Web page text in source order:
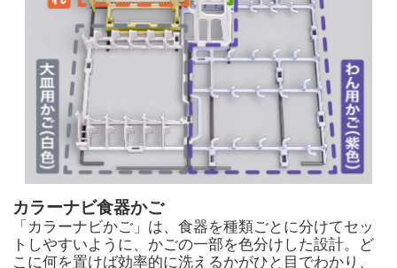
カラーナビ食器かご
「カラーナビかご」は、食器を種類ごとに分けてセッ
トしやすいように、かごの一部を色分けした設計。ど
こに何を置けば効率的に洗えるかがひと目でわかり、